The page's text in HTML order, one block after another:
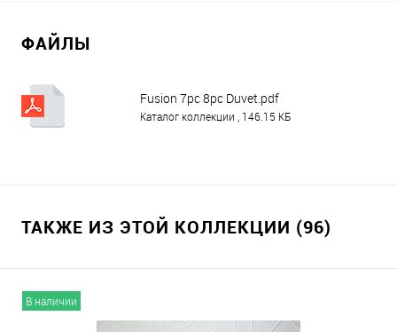
ФАЙЛЫ
Fusion 7pc 8pc Duvet.pdf
Каталог коллекции , 146.15 КБ
ТАКЖЕ ИЗ ЭТОЙ КОЛЛЕКЦИИ (96)
В наличии